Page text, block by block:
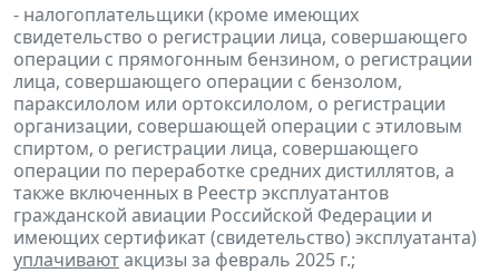
- налогоплательщики (кроме имеющих
свидетельство о регистрации лица, совершающего
операции с прямогонным бензином, о регистрации
лица, совершающего операции с бензолом,
параксилолом или ортоксилолом, о регистрации
организации, совершающей операции с этиловым
спиртом, о регистрации лица, совершающего
операции по переработке средних дистиллятов, а
также включенных в Реестр эксплуатантов
гражданской авиации Российской Федерации и
имеющих сертификат (свидетельство) эксплуатанта)
уплачиваютакцизы за февраль 2025 г.;